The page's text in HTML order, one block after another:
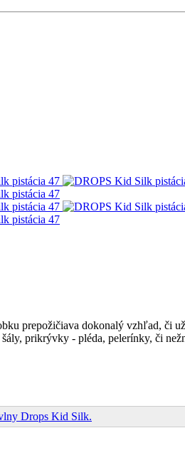
prepožičiava dokonalý vzhľad, či
prikrývky - pléda, pelerínky, či
Drops Kid Silk.